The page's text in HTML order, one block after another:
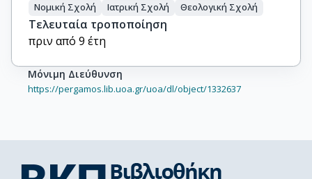
Νομική Σχολή
Ιατρική Σχολή Θεολογική Σχολή
Τελευταία τροποποίηση
πριν από 9 έτη
Μόνιμη Διεύθυνση
https://pergamos.lib.uoa.gr/uoa/dl/object/1332637